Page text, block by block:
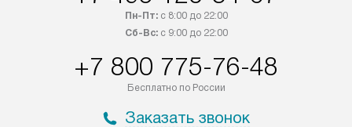
Пн-Пт:с 8:00 до 22:00
Сб-Вс:с 9:00 до 22:00
+7 800 775-76-48
Бесплатно по России
Заказать звонок